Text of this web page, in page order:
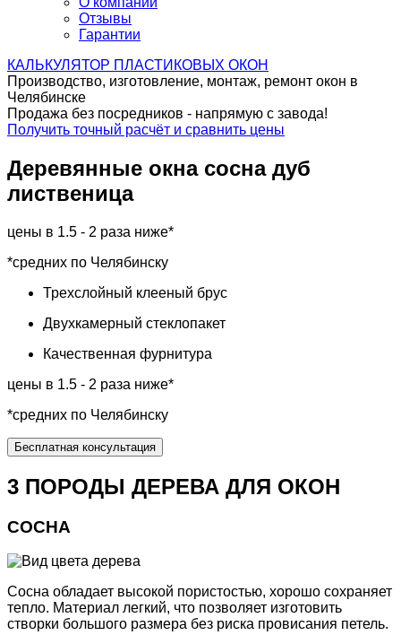
Отзывы
Гарантии
КАЛЬКУЛЯТОР ПЛАСТИКОВЫХ ОКОН
Производство, изготовление, монтаж, ремонт окон в
Челябинске
Продажа без посредников - напрямую с завода!
Получить точный расчёт и сравнить цены
Деревянные окна сосна дуб
лиственица
цены в 1.5 - 2 раза ниже*
*средних по Челябинску
Трехслойный клееный брус
Двухкамерный стеклопакет
Качественная фурнитура
цены в 1.5 - 2 раза ниже*
*средних по Челябинску
Бесплатная консультация
3 ПОРОДЫ ДЕРЕВА ДЛЯ ОКОН
СОСНА
Сосна обладает высокой пористостью, хорошо сохраняет
тепло. Материал легкий, что позволяет изготовить
створки большого размера без риска провисания петель.